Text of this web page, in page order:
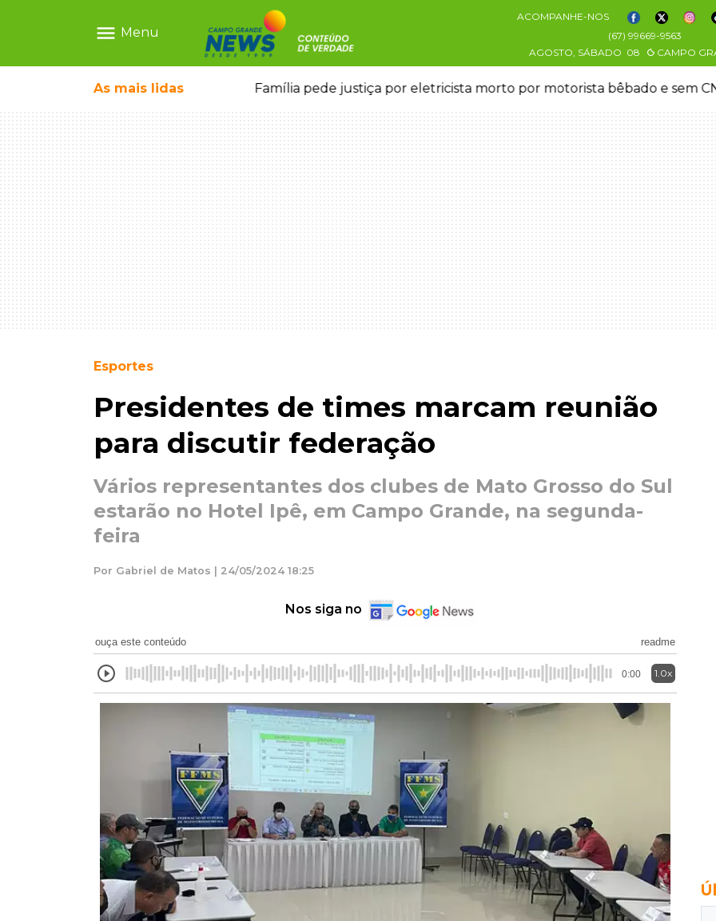
menu Menu
ACOMPANHE-NOS
(67) 99669-9563
AGOSTO, SÁBADO 08 CAMPO
As mais lidas
FAB morrem em confronto Família pede justiça por eletricista morto por motorista bêbado e sem
Esportes
Presidentes de times marcam reunião
para discutir federação
Vários representantes dos clubes de Mato Grosso do Sul
estarão no Hotel Ipê, em Campo Grande, na segunda-
feira
Por Gabriel de Matos | 24/05/2024 18:25
Nos siga no
ouça este conteúdo readme
0:00 1.0x